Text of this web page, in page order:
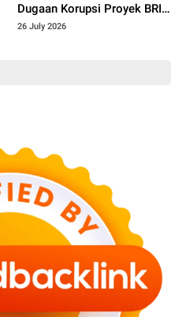
Dugaan Korupsi Proyek BRI–
PT Telkom, Nilai Kerugian
26 July 2026